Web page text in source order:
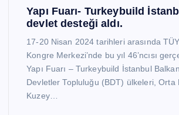
Yapı Fuarı- Turkeybuild
devlet desteği aldı.
17-20 Nisan 2024 tarihleri arasında
Kongre Merkezi’nde bu yıl 46’ncısı
Yapı Fuarı – Turkeybuild İstanbul
Devletler Topluluğu (BDT) ülkeleri, Orta
Kuzey…